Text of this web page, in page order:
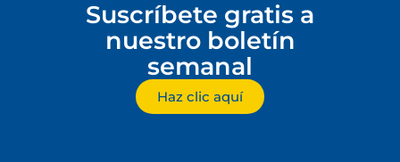
Suscríbete gratis a
nuestro boletín
semanal
Haz clic aquí